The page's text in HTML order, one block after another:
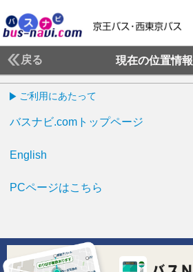
戻る 現在の位置情報
ご利用にあたって
バスナビ.comトップページ
English
PCページはこちら